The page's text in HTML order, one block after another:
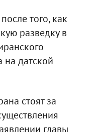
того, как
разведку в
на датской
стоят за
главы